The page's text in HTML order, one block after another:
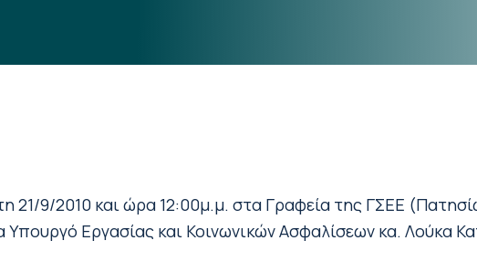
21/9/2010 και ώρα 12:00μ.μ. στα Γραφεία της ΓΣΕΕ
Εργασίας και Κοινωνικών Ασφαλίσεων κα. Λούκα